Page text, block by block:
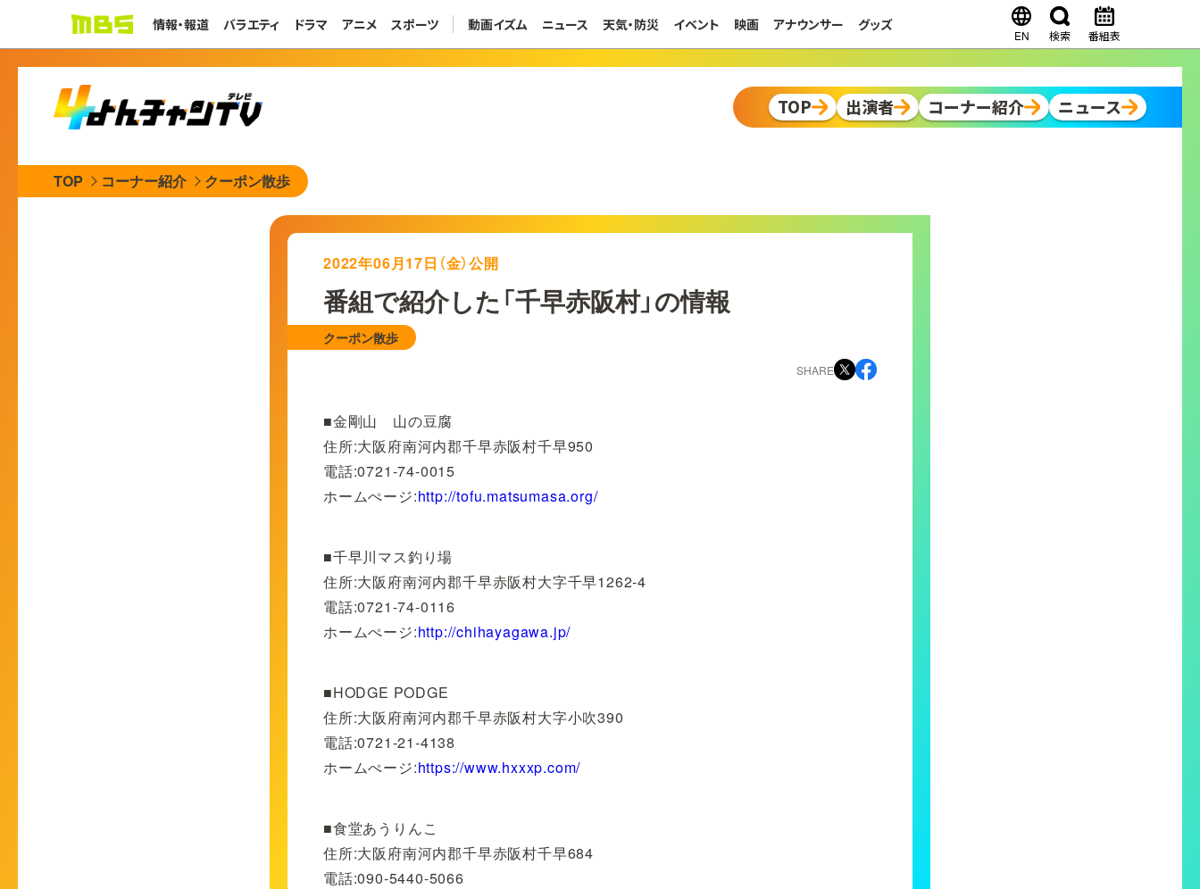
情報・報道 バラエティ ドラマ アニメ スポーツ 動画イズム ニュース 天気・防災 イベント 映画 アナウンサー グッズ
EN 検索 番組表
TOP 出演者 コーナー紹介 ニュース
TOP コーナー紹介 クーポン散歩
2022年06月17日（金）公開
番組で紹介した「千早赤阪村」の情報
クーポン散歩
SHARE
■金剛山 山の豆腐
住所:大阪府南河内郡千早赤阪村千早950
電話:0721-74-0015
ホームぺージ:http://tofu.matsumasa.org/
■千早川マス釣り場
住所:大阪府南河内郡千早赤阪村大字千早1262-4
電話:0721-74-0116
ホームぺージ:http://chihayagawa.jp/
■HODGE PODGE
住所:大阪府南河内郡千早赤阪村大字小吹390
電話:0721-21-4138
ホームぺージ:https://www.hxxxp.com/
■食堂あうりんこ
住所:大阪府南河内郡千早赤阪村千早684
電話:090-5440-5066